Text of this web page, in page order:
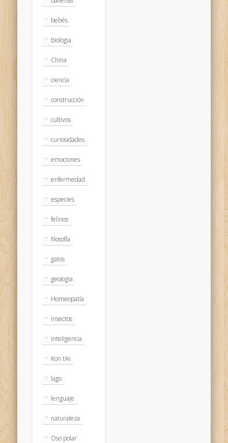
bebés
biologia
China
ciencia
construcción
cultivos
curiosidades
emociones
enfermedad
especies
felinos
filosofía
gatos
geologia
Homeopatía
insectos
inteligencia
Kon tiki
lago
lenguaje
naturaleza
Oso polar